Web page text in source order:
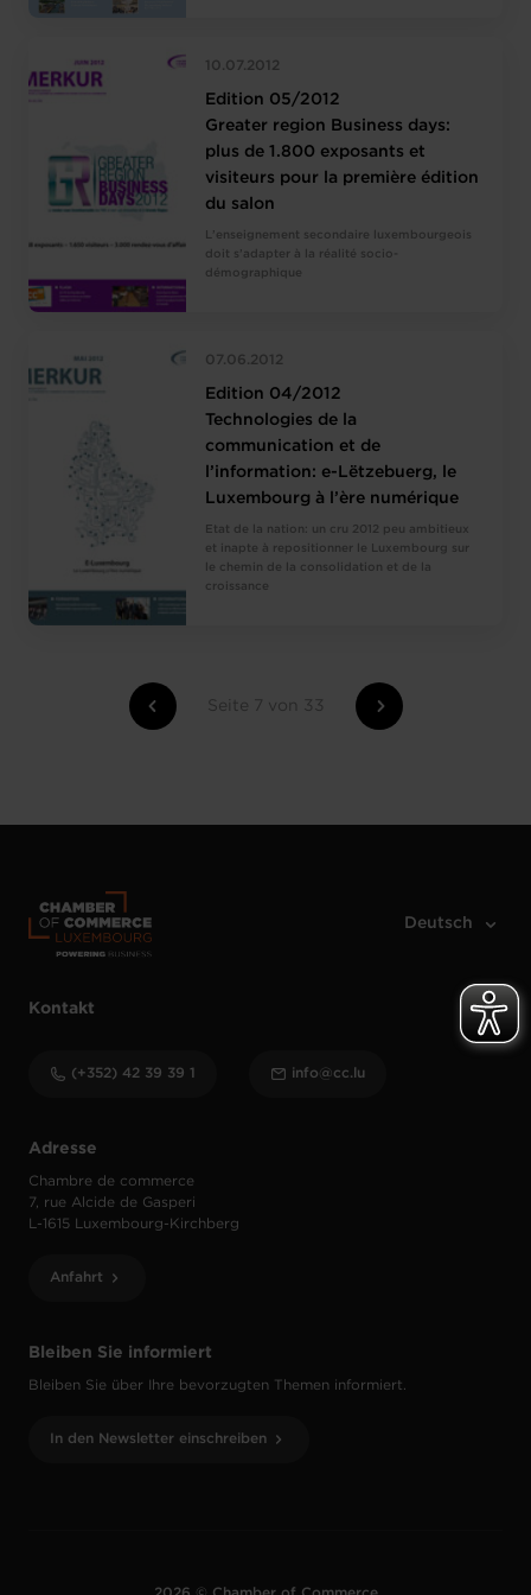
10.07.2012
Edition 05/2012
Greater region Business days:
plus de 1.800 exposants et
visiteurs pour la première édition
du salon
L’enseignement secondaire luxembourgeois
doit s’adapter à la réalité socio-
démographique
07.06.2012
Edition 04/2012
Technologies de la
communication et de
l’information: e-Lëtzebuerg, le
Luxembourg à l’ère numérique
Etat de la nation: un cru 2012 peu ambitieux
et inapte à repositionner le Luxembourg sur
le chemin de la consolidation et de la
croissance
Seite 7 von 33
Bleiben Sie informiert
Bleiben Sie über Ihre bevorzugten Themen informiert.
In den Newsletter einschreiben
Adresse
Chambre de commerce
7, rue Alcide de Gasperi
L-1615 Luxembourg-Kirchberg
Anfahrt
Kontakt
(+352) 42 39 39 1 info@cc.lu